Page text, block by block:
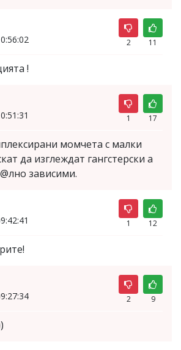
2 11
!
1 17
момчета с малки
да изглеждат гангстерски а
зависими.
1 12
2 9